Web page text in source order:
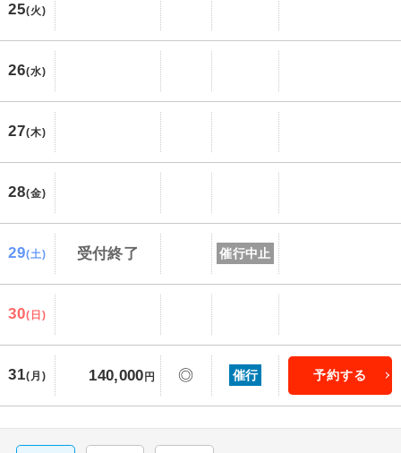
25(火)
26(水)
27(木)
28(金)
29(土) 受付終了 催行中止
30(日)
31(月) 140,000 円 ◎ 催行 予約する